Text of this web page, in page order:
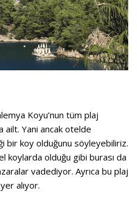
Koyu’nun tüm plaj
ailt. Yani ancak otelde
bir koy olduğunu söyleyebiliriz.
koylarda olduğu gibi burası da
vadediyor. Ayrıca bu plaj
alıyor.